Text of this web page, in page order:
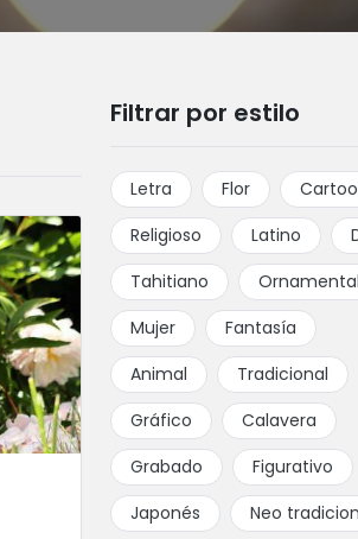
Filtrar por estilo
Letra Flor
Religioso
Latino
Tahitiano
Ornamental
Mujer
Fantasía
Animal
Tradicional
Gráfico
Calavera
Grabado
Figurativo
Japonés
Neo